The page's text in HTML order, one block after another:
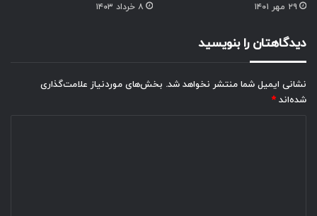
۲۹ مهر ۱۴۰۱ ۸ خرداد ۱۴۰۳
دیدگاهتان را بنویسید
نشانی ایمیل شما منتشر نخواهد شد. بخش‌های موردنیاز علامت‌گذاری
شده‌اند *